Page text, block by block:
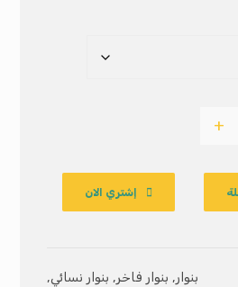
+
إشتري الان
بنوار, بنوار فاخر, بنوار نسائي,